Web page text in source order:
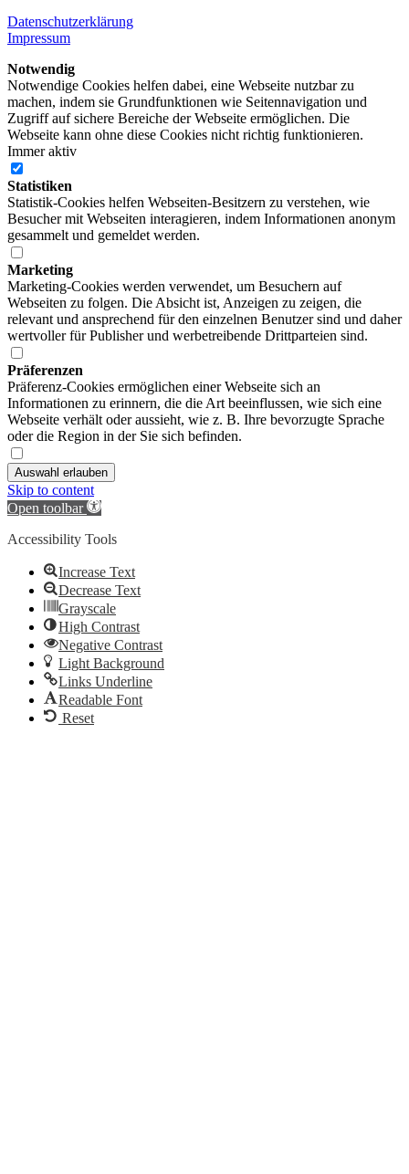
Datenschutzerklärung
Impressum
Notwendig
Notwendige Cookies helfen dabei, eine Webseite nutzbar zu
machen, indem sie Grundfunktionen wie Seitennavigation und
Zugriff auf sichere Bereiche der Webseite ermöglichen. Die
Webseite kann ohne diese Cookies nicht richtig funktionieren.
Immer aktiv
Statistiken
Statistik-Cookies helfen Webseiten-Besitzern zu verstehen, wie
Besucher mit Webseiten interagieren, indem Informationen anonym
gesammelt und gemeldet werden.
Marketing
Marketing-Cookies werden verwendet, um Besuchern auf
Webseiten zu folgen. Die Absicht ist, Anzeigen zu zeigen, die
relevant und ansprechend für den einzelnen Benutzer sind und daher
wertvoller für Publisher und werbetreibende Drittparteien sind.
Präferenzen
Präferenz-Cookies ermöglichen einer Webseite sich an
Informationen zu erinnern, die die Art beeinflussen, wie sich eine
Webseite verhält oder aussieht, wie z. B. Ihre bevorzugte Sprache
oder die Region in der Sie sich befinden.
Auswahl erlauben
Skip to content
Open toolbar
Accessibility Tools
Increase Text
Decrease Text
Grayscale
High Contrast
Negative Contrast
Light Background
Links Underline
Readable Font
Reset